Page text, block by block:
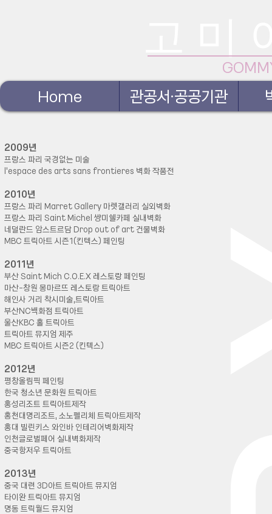
Home
관공서·공공기관
2009년
프랑스 파리 국경없는 미술
l'espace des arts sans frontieres 벽화 작품전
2010년
프랑스 파리 Marret Gallery 마렛갤러리 실외벽화
프랑스 파리 Saint Michel 썅미쉘카페 실내벽화
네덜란드 암스트르담 Drop out of art 건물벽화
MBC 트릭아트 시즌1(킨텍스) 페인팅
2011년
부산 Saint Mich C.O.E.X 레스토랑 페인팅
마산-창원 몽마르뜨 레스토랑 트릭아트
해인사 거리 착시미술,트릭아트
부산NC백화점 트릭아트
울산KBC 홀 트릭아트
트릭아트 뮤지엄 제주
MBC 트릭아트 시즌2 (킨텍스)
2012년
평창올림픽 페인팅
한국 청소년 문화원 트릭아트
홍성리조트 트릭아트제작
홍천대명리조트, 소노펠리체 트릭아트제작
홍대 빌린키스 와인바 인테리어벽화제작
인천글로벌페어 실내벽화제작
중국항저우 트릭아트
2013년
중국 대련 3D아트 트릭아트 뮤지엄
타이완 트릭아트 뮤지엄
명동 트릭월드 뮤지엄